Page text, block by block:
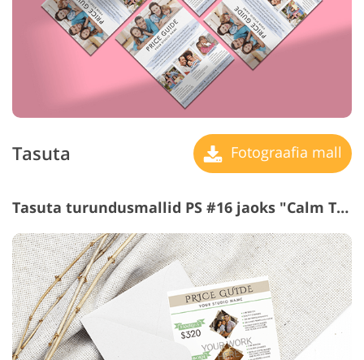
Tasuta Fotograafia mall
Tasuta turundusmallid PS #16 jaoks "Calm Tones"